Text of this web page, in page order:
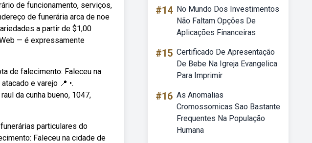
de funcionamento, serviços,
de funerária arca de noe
a partir de $1,00
— é expressamente
de falecimento: Faleceu na
e varejo 📍 •.
da cunha bueno, 1047,
particulares do
Faleceu na cidade de
#14 No Mundo Dos Investimentos
Não Faltam Opções De
Aplicações Financeiras
#15 Certificado De Apresentação
De Bebe Na Igreja Evangelica
Para Imprimir
#16 As Anomalias
Cromossomicas Sao Bastante
Frequentes Na População
Humana